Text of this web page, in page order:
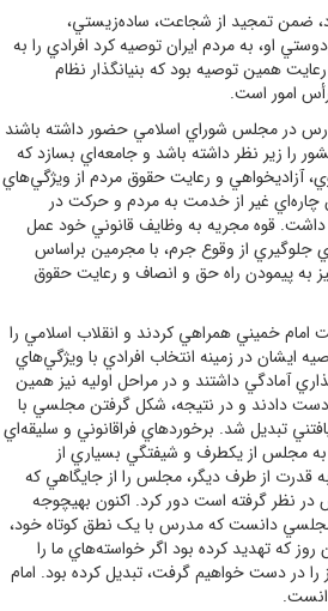
ضمن تمجيد از شجاعت، ساده‌زيستي،
او، به مردم ايران توصيه کرد افرادي را به
همين توصيه بود که بنيانگذار نظام
امور است.
در مجلس شوراي اسلامي حضور داشته باشند
را زير نظر داشته باشد و جامعه‌اي بسازد که
آزاديخواهي و رعايت حقوق مردم از ويژگي‌هاي
چاره‌اي غير از خدمت به مردم و حرکت در
قوه مجريه به وظايف قانوني خود عمل
جلوگيري از وقوع جرم، با مجرمين براساس
به پيمودن راه حق و انصاف و رعايت حقوق
امام خميني همراهي کردند و انقلاب اسلامي را
ايشان در زمينه انتخاب افرادي با ويژگي‌هاي
آمادگي داشتند و در مراحل اوليه نيز همين
دست دادند و در نتيجه، شکل گرفتن مجلسي با
تبديل شد. برخوردهاي فراقانوني و سليقه‌اي
مجلس از يکطرف و شيفتگي بسياري از
از طرف ديگر، مجلس را از جايگاهي که
نظر گرفته است دور کرد. اکنون بهيچوجه
دانست که مدرس با يک نطق کوتاه خود،
که تهديد کرده بود اگر خواسته‌هاي ما را
در دست خواهيم گرفت، تبديل کرده بود. امام